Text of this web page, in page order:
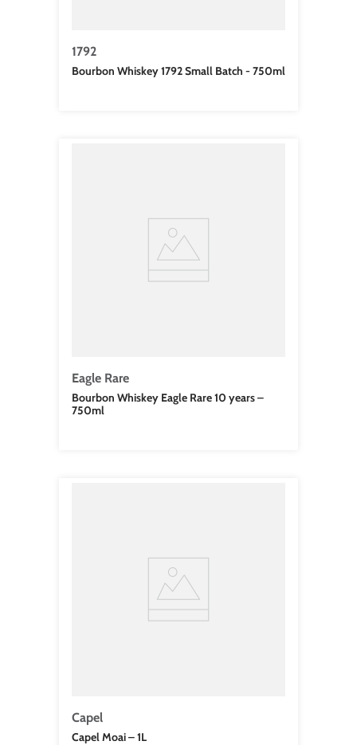
1792
Bourbon Whiskey 1792 Small Batch - 750ml
Eagle Rare
Bourbon Whiskey Eagle Rare 10 years –
750ml
Capel
Capel Moai – 1L